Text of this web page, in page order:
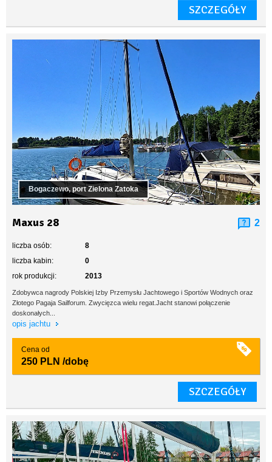
SZCZEGÓŁY
Bogaczewo, port Zielona Zatoka
Maxus 28 2
liczba osób:
8
liczba kabin:
0
rok produkcji:
2013
Zdobywca nagrody Polskiej Izby Przemysłu Jachtowego i Sportów Wodnych oraz
Złotego Pagaja Sailforum. Zwycięzca wielu regat.Jacht stanowi połączenie
doskonałych...
opis jachtu
Cena od
250 PLN /dobę
SZCZEGÓŁY